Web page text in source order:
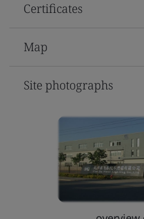
Certificates
Map
Site photographs